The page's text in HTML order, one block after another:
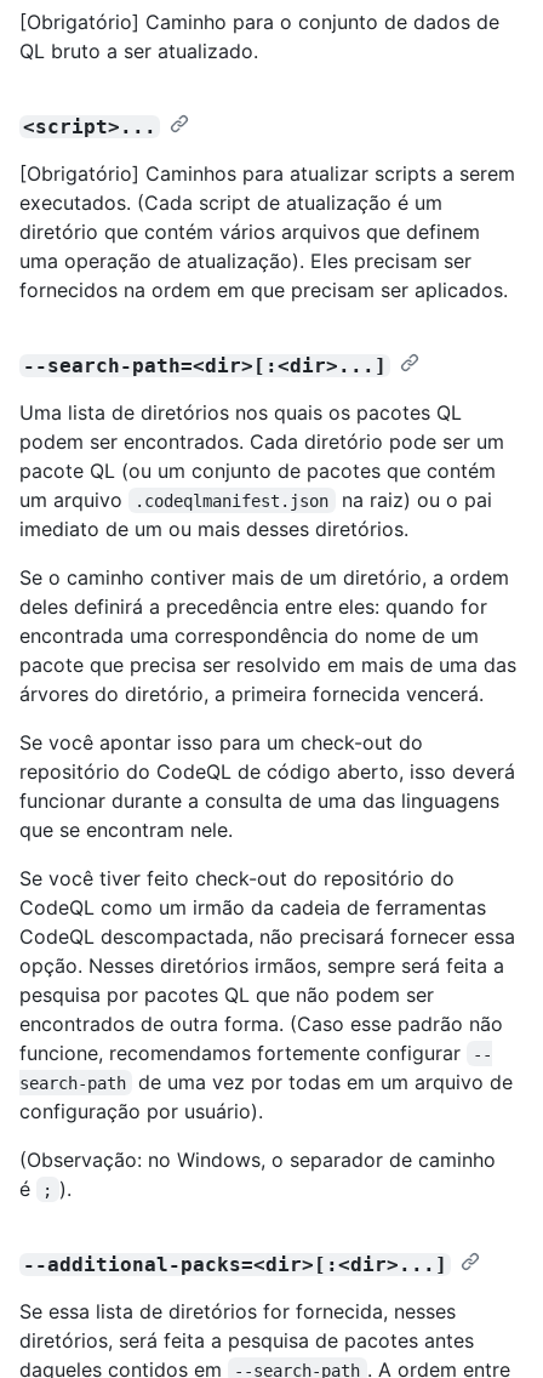
[Obrigatório] Caminho para o conjunto de dados de
QL bruto a ser atualizado.
<script>...
[Obrigatório] Caminhos para atualizar scripts a serem
executados. (Cada script de atualização é um
diretório que contém vários arquivos que definem
uma operação de atualização). Eles precisam ser
fornecidos na ordem em que precisam ser aplicados.
--search-path=<dir>[:<dir>...]
Uma lista de diretórios nos quais os pacotes QL
podem ser encontrados. Cada diretório pode ser um
pacote QL (ou um conjunto de pacotes que contém
um arquivo
.codeqlmanifest.json
na raiz) ou o pai
imediato de um ou mais desses diretórios.
Se o caminho contiver mais de um diretório, a ordem
deles definirá a precedência entre eles: quando for
encontrada uma correspondência do nome de um
pacote que precisa ser resolvido em mais de uma das
árvores do diretório, a primeira fornecida vencerá.
Se você apontar isso para um check-out do
repositório do CodeQL de código aberto, isso deverá
funcionar durante a consulta de uma das linguagens
que se encontram nele.
Se você tiver feito check-out do repositório do
CodeQL como um irmão da cadeia de ferramentas
CodeQL descompactada, não precisará fornecer essa
opção. Nesses diretórios irmãos, sempre será feita a
pesquisa por pacotes QL que não podem ser
encontrados de outra forma. (Caso esse padrão não
funcione, recomendamos fortemente configurar
--
search-path
de uma vez por todas em um arquivo de
configuração por usuário).
(Observação: no Windows, o separador de caminho
é
; ).
--additional-packs=<dir>[:<dir>...]
Se essa lista de diretórios for fornecida, nesses
diretórios, será feita a pesquisa de pacotes antes
daqueles contidos em
--search-path . A ordem entre